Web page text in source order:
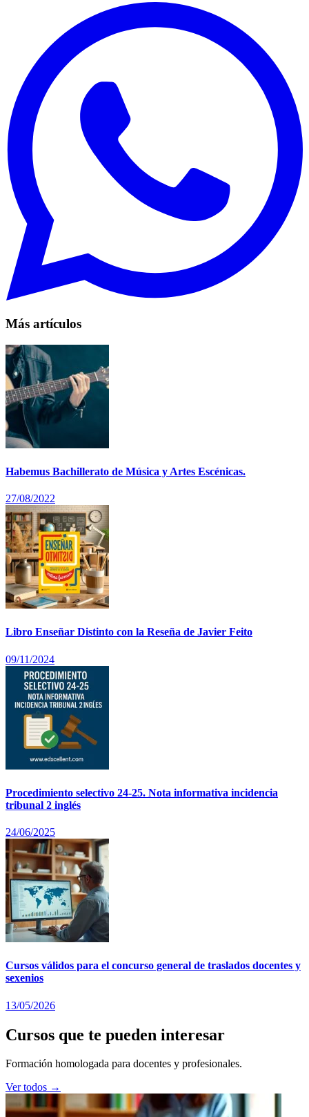
Más artículos
Habemus Bachillerato de Música y Artes Escénicas.
27/08/2022
Libro Enseñar Distinto con la Reseña de Javier Feito
09/11/2024
Procedimiento selectivo 24-25. Nota informativa incidencia
tribunal 2 inglés
24/06/2025
Cursos válidos para el concurso general de traslados docentes y
sexenios
13/05/2026
Cursos que te pueden interesar
Formación homologada para docentes y profesionales.
Ver todos →